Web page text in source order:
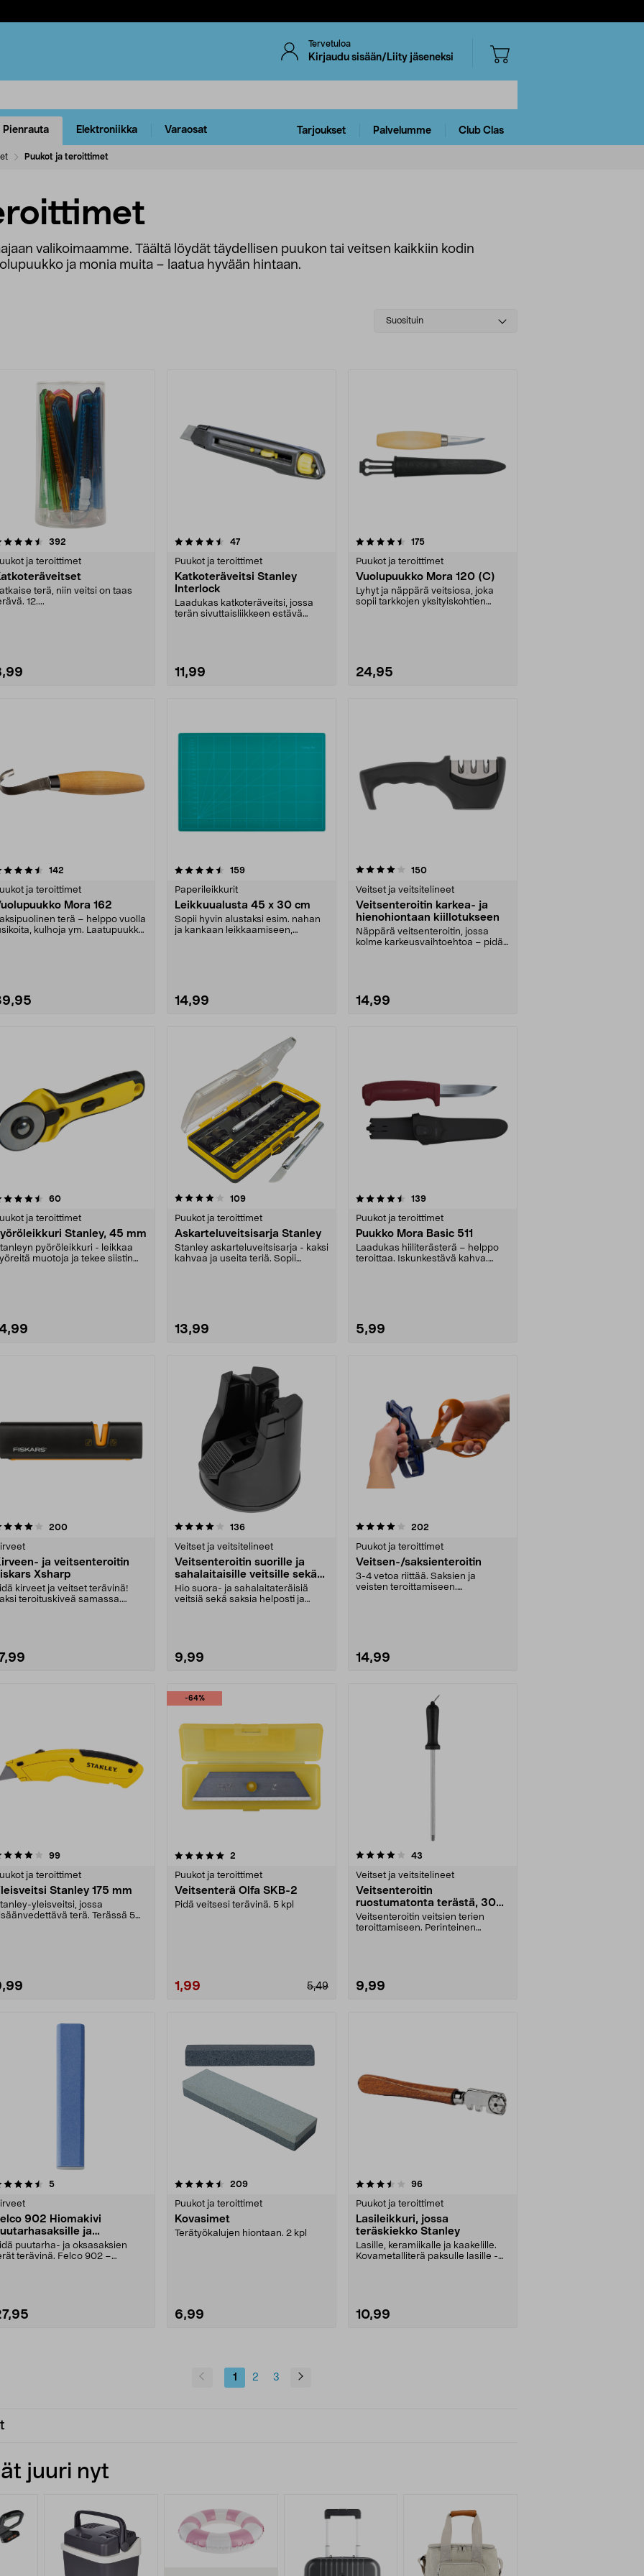
Tervetuloa
Kirjaudu sisään/Liity jäseneksi
Pienrauta Elektroniikka Varaosat Tarjoukset Palvelumme Club Clas
Puukot ja teroittimet
valikoimaamme. Täältä löydät täydellisen puukon tai veitsen kaikkiin kodin
ja monia muita – laatua hyvään hintaan.
Select
Suosituin
392
ja teroittimet
terä, niin veitsi on taas
12....
4.5 viidestä
47arvostelut
Puukot ja teroittimet
Katkoteräveitsi Stanley
Interlock
Laadukas katkoteräveitsi, jossa
terän sivuttaisliikkeen estävä
11,99
4.5 viidestä
175arvostelut
Puukot ja teroittimet
Vuolupuukko Mora 120 (C)
Lyhyt ja näppärä veitsiosa, joka
sopii tarkkojen yksityiskohtien
24,95
142
ja teroittimet
Mora 162
terä – helppo vuolla
kulhoja ym. Laatupuukko,
4.5 viidestä
159arvostelut
Paperileikkurit
Leikkuualusta 45 x 30 cm
Sopii hyvin alustaksi esim. nahan
ja kankaan leikkaamiseen,
14,99
4.0 viidestä
150arvostelut
Veitset ja veitsitelineet
Veitsenteroitin karkea- ja
hienohiontaan kiillotukseen
Näppärä veitsenteroitin, jossa
kolme karkeusvaihtoehtoa – pidä
14,99
60arvostelut
ja teroittimet
Stanley, 45 mm
pyöröleikkuri - leikkaa
muotoja ja tekee siistin
4.0 viidestä
109arvostelut
Puukot ja teroittimet
Askarteluveitsisarja Stanley
Stanley askarteluveitsisarja - kaksi
kahvaa ja useita teriä. Sopii
13,99
4.5 viidestä
139arvostelut
Puukot ja teroittimet
Puukko Mora Basic 511
Laadukas hiiliterästerä – helppo
teroittaa. Iskunkestävä kahva.
5,99
200arvostelut
ja veitsenteroitin
Xsharp
kirveet ja veitset terävinä!
teroituskiveä samassa.
4.0 viidestä
136arvostelut
Veitset ja veitsitelineet
Veitsenteroitin suorille ja
sahalaitaisille veitsille sekä
saksille
Hio suora- ja sahalaitateräisiä
veitsiä sekä saksia helposti ja
9,99
4.0 viidestä
202
Puukot ja teroittimet
Veitsen-/saksienteroitin
3-4 vetoa riittää. Saksien ja
veisten teroittamiseen.
14,99
99arvostelut
ja teroittimet
Stanley 175 mm
yleisveitsi, jossa
terä. Terässä 5
-64%
5.0 viidestä
2
Puukot ja teroittimet
Veitsenterä Olfa SKB-2
Pidä veitsesi terävinä. 5 kpl
1,99 5,49
4.0 viidestä
43
Veitset ja veitsitelineet
Veitsenteroitin
ruostumatonta terästä, 30
cm
Veitsenteroitin veitsien terien
teroittamiseen. Perinteinen
9,99
5arvostelut
902 Hiomakivi
ja
puutarha- ja oksasaksien
terävinä. Felco 902 –
4.5 viidestä
209arvostelut
Puukot ja teroittimet
Kovasimet
Terätyökalujen hiontaan. 2 kpl
6,99
3.5 viidestä
96arvostelut
Puukot ja teroittimet
Lasileikkuri, jossa
teräskiekko Stanley
Lasille, keramiikalle ja kaakelille.
Kovametalliterä paksulle lasille -
10,99
1 2 3
juuri nyt